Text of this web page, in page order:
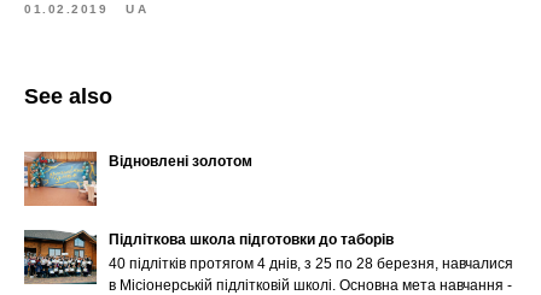
01.02.2019 UA
See also
Відновлені золотом
Підліткова школа підготовки до таборів
40 підлітків протягом 4 днів, з 25 по 28 березня, навчалися
в Місіонерській підлітковій школі. Основна мета навчання -